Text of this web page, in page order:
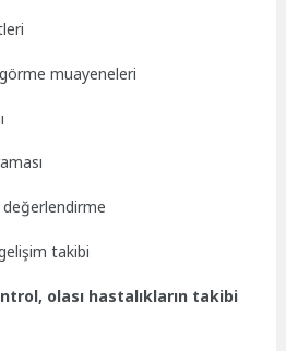
muayeneleri
takibi
olası hastalıkların takibi